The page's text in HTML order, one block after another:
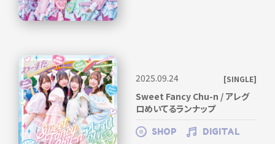
AVZ1-39551
2025.09.24 [SINGLE]
Sweet Fancy Chu-n / アレグ
ロめいてるランナップ
SHOP DIGITAL